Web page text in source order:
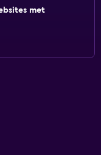
met